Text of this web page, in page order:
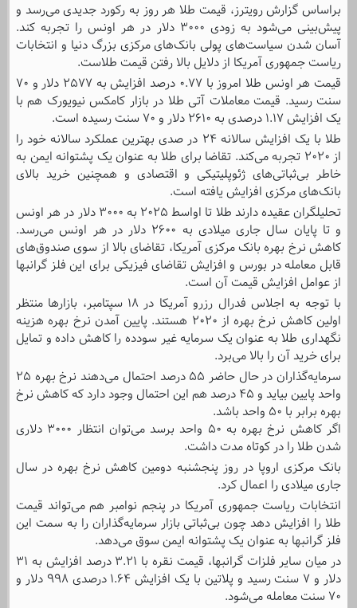
براساس گزارش رویترز، قیمت طلا هر روز به رکورد جدیدی می‌رسد و
پیش‌بینی می‌شود به زودی ۳۰۰۰ دلار در هر اونس را تجربه کند.
آسان شدن سیاست‌های پولی بانک‌های مرکزی بزرگ دنیا و انتخابات
ریاست جمهوری آمریکا از دلایل بالا رفتن قیمت طلاست.
قیمت هر اونس طلا امروز با ۰.۷۷ درصد افزایش به ۲۵۷۷ دلار و ۷۰
سنت رسید. قیمت معاملات آتی طلا در بازار کامکس نیویورک هم با
یک افزایش ۱.۱۷ درصدی به ۲۶۱۰ دلار و ۷۰ سنت رسیده است.
طلا با یک افزایش سالانه ۲۴ در صدی بهترین عملکرد سالانه خود را
از ۲۰۲۰ تجربه می‌کند. تقاضا برای طلا به عنوان یک پشتوانه ایمن به
خاطر بی‌ثباتی‌های ژئوپلیتیکی و اقتصادی و همچنین خرید بالای
بانک‌های مرکزی افزایش یافته است.
تحلیلگران عقیده دارند طلا تا اواسط ۲۰۲۵ به ۳۰۰۰ دلار در هر اونس
و تا پایان سال جاری میلادی به ۲۶۰۰ دلار در هر اونس می‌رسد.
کاهش نرخ بهره بانک مرکزی آمریکا، تقاضای بالا از سوی صندوق‌های
قابل معامله در بورس و افزایش تقاضای فیزیکی برای این فلز گرانبها
از عوامل افزایش قیمت آن است.
با توجه به اجلاس فدرال رزرو آمریکا در ۱۸ سپتامبر، بازارها منتظر
اولین کاهش نرخ بهره از ۲۰۲۰ هستند. پایین آمدن نرخ بهره هزینه
نگهداری طلا به عنوان یک سرمایه غیر سودده را کاهش داده و تمایل
برای خرید آن را بالا می‌برد.
سرمایه‌گذاران در حال حاضر ۵۵ درصد احتمال می‌دهند نرخ بهره ۲۵
واحد پایین بیاید و ۴۵ درصد هم این احتمال وجود دارد که کاهش نرخ
بهره برابر با ۵۰ واحد باشد.
اگر کاهش نرخ بهره به ۵۰ واحد برسد می‌توان انتظار ۳۰۰۰ دلاری
شدن طلا را در کوتاه مدت داشت.
بانک مرکزی اروپا در روز پنجشنبه دومین کاهش نرخ بهره در سال
جاری میلادی را اعمال کرد.
انتخابات ریاست جمهوری آمریکا در پنجم نوامبر هم می‌تواند قیمت
طلا را افزایش دهد چون بی‌ثباتی بازار سرمایه‌گذاران را به سمت این
فلز گرانبها به عنوان یک پشتوانه ایمن سوق می‌دهد.
در میان سایر فلزات گرانبها، قیمت نقره با ۳.۲۱ درصد افزایش به ۳۱
دلار و ۷ سنت رسید و پلاتین با یک افزایش ۱.۶۴ درصدی ۹۹۸ دلار و
۷۰ سنت معامله می‌شود.